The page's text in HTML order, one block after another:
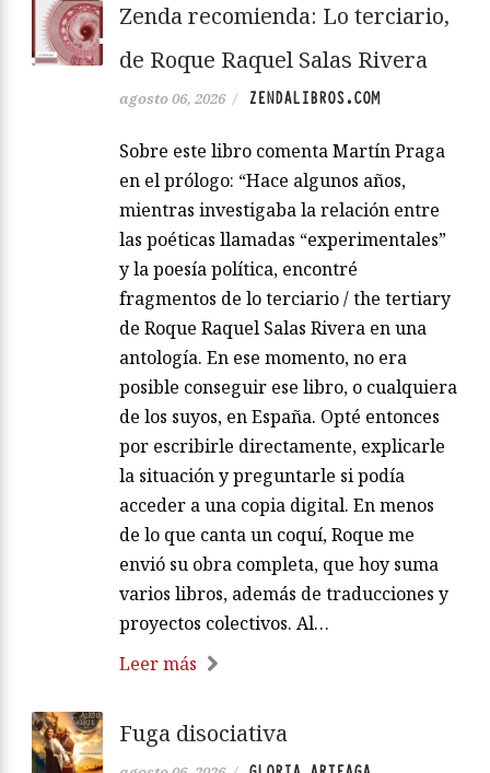
Zenda recomienda: Lo terciario,
de Roque Raquel Salas Rivera
agosto 06, 2026 / ZENDALIBROS.COM
Sobre este libro comenta Martín Praga
en el prólogo: “Hace algunos años,
mientras investigaba la relación entre
las poéticas llamadas “experimentales”
y la poesía política, encontré
fragmentos de lo terciario / the tertiary
de Roque Raquel Salas Rivera en una
antología. En ese momento, no era
posible conseguir ese libro, o cualquiera
de los suyos, en España. Opté entonces
por escribirle directamente, explicarle
la situación y preguntarle si podía
acceder a una copia digital. En menos
de lo que canta un coquí, Roque me
envió su obra completa, que hoy suma
varios libros, además de traducciones y
proyectos colectivos. Al…
Leer más
Fuga disociativa